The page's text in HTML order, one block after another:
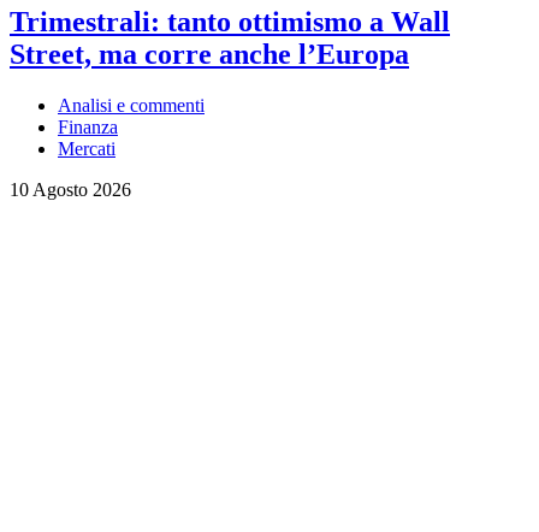
Trimestrali: tanto ottimismo a Wall
Street, ma corre anche l’Europa
Analisi e commenti
Finanza
Mercati
10 Agosto 2026